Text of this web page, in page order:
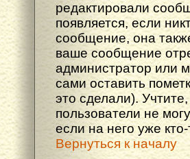
редактировали
появляется, если
сообщение, она
ваше сообщение
администратор или
сами оставить
это сделали).
пользователи не
если на него уже
Вернуться к началу